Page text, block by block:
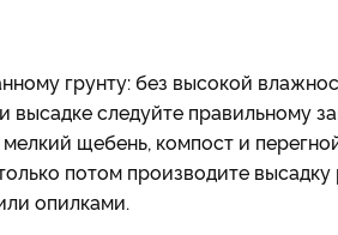
грунту: без высокой
высадке следуйте правильному
мелкий щебень, компост и
потом производите
опилками.